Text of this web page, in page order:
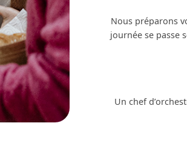
Nous préparons
journée se passe
Un chef